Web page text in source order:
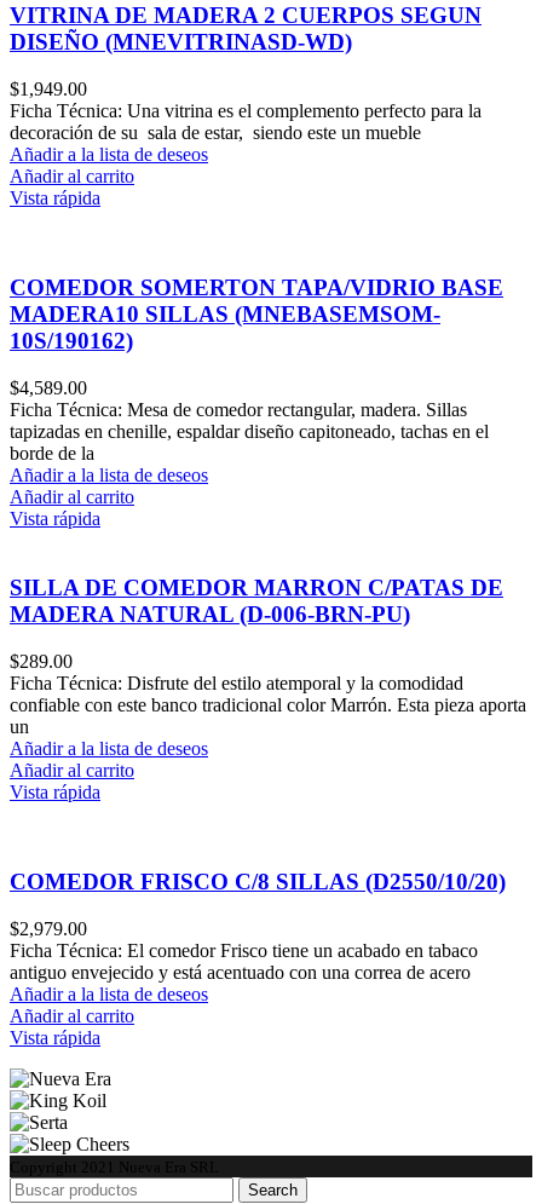
VITRINA DE MADERA 2 CUERPOS SEGUN
DISEÑO (MNEVITRINASD-WD)
$1,949.00
Ficha Técnica: Una vitrina es el complemento perfecto para la
decoración de su sala de estar, siendo este un mueble
Añadir a la lista de deseos
Añadir al carrito
Vista rápida
COMEDOR SOMERTON TAPA/VIDRIO BASE
MADERA10 SILLAS (MNEBASEMSOM-
10S/190162)
$4,589.00
Ficha Técnica: Mesa de comedor rectangular, madera. Sillas
tapizadas en chenille, espaldar diseño capitoneado, tachas en el
borde de la
Añadir a la lista de deseos
Añadir al carrito
Vista rápida
SILLA DE COMEDOR MARRON C/PATAS DE
MADERA NATURAL (D-006-BRN-PU)
$289.00
Ficha Técnica: Disfrute del estilo atemporal y la comodidad
confiable con este banco tradicional color Marrón. Esta pieza aporta
un
Añadir a la lista de deseos
Añadir al carrito
Vista rápida
COMEDOR FRISCO C/8 SILLAS (D2550/10/20)
$2,979.00
Ficha Técnica: El comedor Frisco tiene un acabado en tabaco
antiguo envejecido y está acentuado con una correa de acero
Añadir a la lista de deseos
Añadir al carrito
Vista rápida
Copyright 2021 Nueva Era SRL
Search